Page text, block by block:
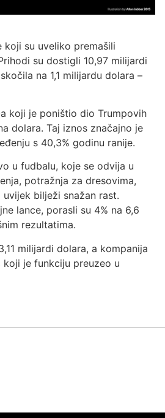
su uveliko premašili
su dostigli 10,97 milijardi
na 1,1 milijardu dolara –
koji je poništio dio Trumpovih
dolara. Taj iznos značajno je
s 40,3% godinu ranije.
u fudbalu, koje se odvija u
potražnja za dresovima,
bilježi snažan rast.
lance, porasli su 4% na 6,6
rezultatima.
milijardi dolara, a kompanija
je funkciju preuzeo u